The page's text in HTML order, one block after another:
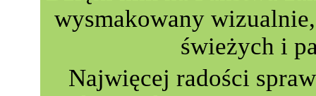
wysmakowany
świeżych i
Najwięcej radości